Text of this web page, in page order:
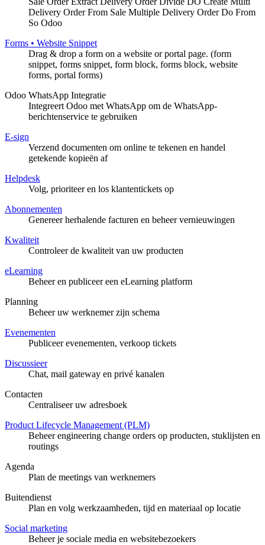
Delivery Order From Sale Multiple Delivery Order Do From
So Odoo
Forms • Website Snippet
Drag & drop a form on a website or portal page. (form
snippet, forms snippet, form block, forms block, website
forms, portal forms)
Odoo WhatsApp Integratie
Integreert Odoo met WhatsApp om de WhatsApp-
berichtenservice te gebruiken
E-sign
Verzend documenten om online te tekenen en handel
getekende kopieën af
Helpdesk
Volg, prioriteer en los klantentickets op
Abonnementen
Genereer herhalende facturen en beheer vernieuwingen
Kwaliteit
Controleer de kwaliteit van uw producten
eLearning
Beheer en publiceer een eLearning platform
Planning
Beheer uw werknemer zijn schema
Evenementen
Publiceer evenementen, verkoop tickets
Discussieer
Chat, mail gateway en privé kanalen
Contacten
Centraliseer uw adresboek
Product Lifecycle Management (PLM)
Beheer engineering change orders op producten, stuklijsten en
routings
Agenda
Plan de meetings van werknemers
Buitendienst
Plan en volg werkzaamheden, tijd en materiaal op locatie
Social marketing
Beheer je sociale media en websitebezoekers